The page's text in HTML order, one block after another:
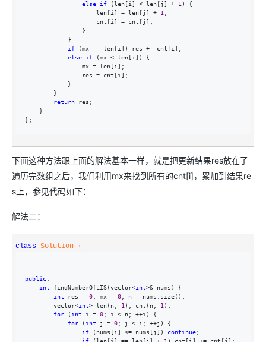
else
if (len[i] < len[j] + 1 ) {
                    len[i]
= len[j] + 1 ;
                    cnt[i]
= cnt[j];
                }
            }
if (mx == len[i]) res += cnt[i];
else
if (mx < len[i]) {
                mx
= len[i];
                res
= cnt[i];
            }
        }
return res;
    }
};
下面这种方法跟上面的解法基本一样，就是把更新结果res放在了
遍历完数组之后，我们利用mx来找到所有的cnt[i]，累加到结果re
s上，参见代码如下：
解法二：
class Solution {
public:
int findNumberOfLIS(vector<int>& nums) {
int res = 0 , mx = 0 , n = nums.size();
        vector
<int> len(n, 1 ), cnt(n, 1 );
for ( int i = 0; i < n; ++i) {
for ( int j = 0; j < i; ++j) {
if (nums[i] <= nums[j]) continue;